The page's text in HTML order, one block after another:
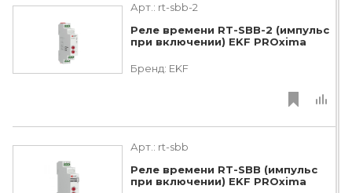
Арт.: rt-sbb-2
Реле времени RT-SBB-2 (импульс
при включении) EKF PROxima
Бренд: EKF
Арт.: rt-sbb
Реле времени RT-SBB (импульс
при включении) EKF PROxima